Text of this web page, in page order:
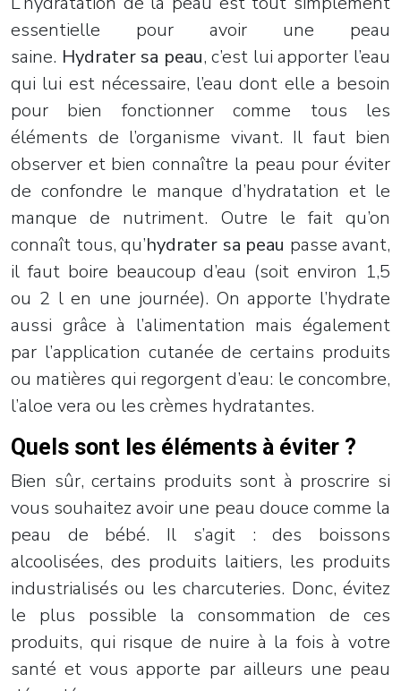
essentielle pour avoir une peau
saine. Hydrater sa peau, c’est lui apporter l’eau
qui lui est nécessaire, l’eau dont elle a besoin
pour bien fonctionner comme tous les
éléments de l’organisme vivant. Il faut bien
observer et bien connaître la peau pour éviter
de confondre le manque d’hydratation et le
manque de nutriment. Outre le fait qu’on
connaît tous, qu’hydrater sa peau passe avant,
il faut boire beaucoup d’eau (soit environ 1,5
ou 2 l en une journée). On apporte l’hydrate
aussi grâce à l’alimentation mais également
par l’application cutanée de certains produits
ou matières qui regorgent d’eau: le concombre,
l’aloe vera ou les crèmes hydratantes.
Quels sont les éléments à éviter ?
Bien sûr, certains produits sont à proscrire si
vous souhaitez avoir une peau douce comme la
peau de bébé. Il s’agit : des boissons
alcoolisées, des produits laitiers, les produits
industrialisés ou les charcuteries. Donc, évitez
le plus possible la consommation de ces
produits, qui risque de nuire à la fois à votre
santé et vous apporte par ailleurs une peau